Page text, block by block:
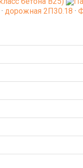
· дорожная 2П30.18 ·